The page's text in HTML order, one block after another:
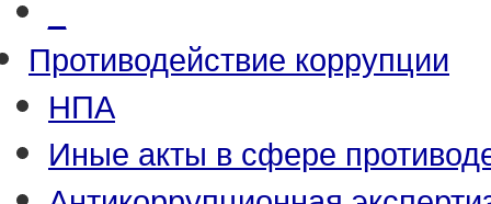
Противодействие коррупции
НПА
Иные акты в сфере